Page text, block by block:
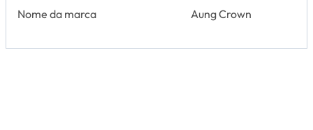
Nome da marca Aung Crown